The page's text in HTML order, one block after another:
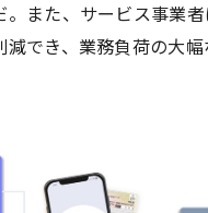
。また、サービス事業
減でき、業務負荷の大